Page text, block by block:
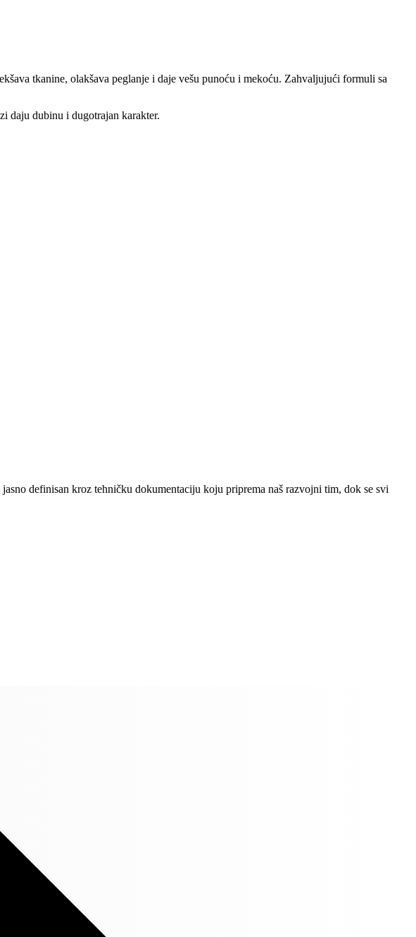
tkanine, olakšava peglanje i daje vešu punoću i mekoću. Zahvaljujući formuli sa
daju dubinu i dugotrajan karakter.
definisan kroz tehničku dokumentaciju koju priprema naš razvojni tim, dok se svi